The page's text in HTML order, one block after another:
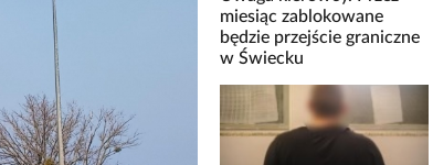
miesiąc zablokowane
będzie przejście graniczne
w Świecku